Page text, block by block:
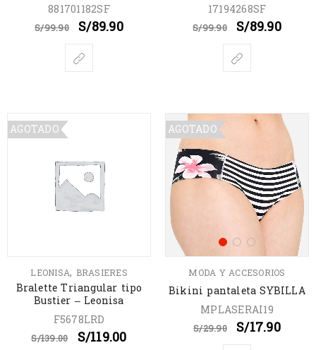
881701182SF
S/99.90 S/89.90
17194268SF
S/99.90 S/89.90
AGOTADO
LEONISA, BRASIERES
Bralette Triangular tipo
Bustier – Leonisa
F5678LRD
S/139.00 S/119.00
AGOTADO
MODA Y ACCESORIOS
Bikini pantaleta SYBILLA
MPLASERAI19
S/29.90 S/17.90